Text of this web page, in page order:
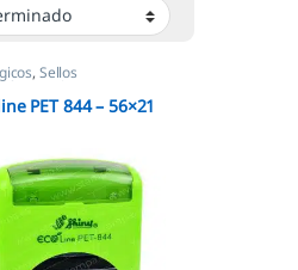
, Sellos
PET 844 – 56×21